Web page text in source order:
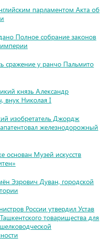
парламентом Акта об
Полное собрание законов
сражение у ранчо Пальмито
князь Александр
внук Николая I
изобретатель Джордж
железнодорожный
основан Музей искусств
Эзрович Дуван, городской
России утвердил Устав
товарищества для